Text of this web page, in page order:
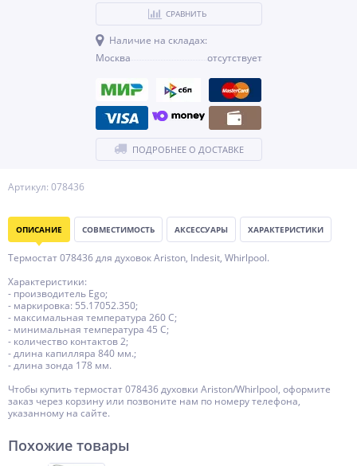
Артикул: 078436
СРАВНИТЬ
Наличие на складах:
Москва
отсутствует
ПОДРОБНЕЕ О ДОСТАВКЕ
ОПИСАНИЕ СОВМЕСТИМОСТЬ АКСЕССУАРЫ ХАРАКТЕРИСТИКИ
Термостат 078436 для духовок Ariston, Indesit, Whirlpool.
Характеристики:
- производитель Ego;
- маркировка: 55.17052.350;
- максимальная температура 260 C;
- минимальная температура 45 C;
- количество контактов 2;
- длина капилляра 840 мм.;
- длина зонда 178 мм.
Чтобы купить термостат 078436 духовки Ariston/Whirlpool, оформите
заказ через корзину или позвоните нам по номеру телефона,
указанному на сайте.
Похожие товары